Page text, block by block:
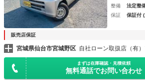
整備
法定整
保証
保証付
販売店保証
宮城県仙台市宮城野区
まずは在庫確認・見積依頼
無料通話でお問い合わせ